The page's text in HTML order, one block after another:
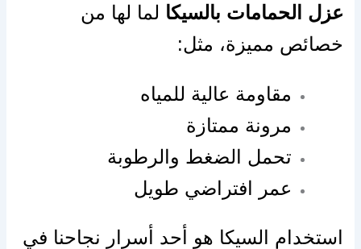
عزل الحمامات بالسيكا لما لها من
خصائص مميزة، مثل:
مقاومة عالية للمياه
مرونة ممتازة
تحمل الضغط والرطوبة
عمر افتراضي طويل
استخدام السيكا هو أحد أسرار نجاحنا في